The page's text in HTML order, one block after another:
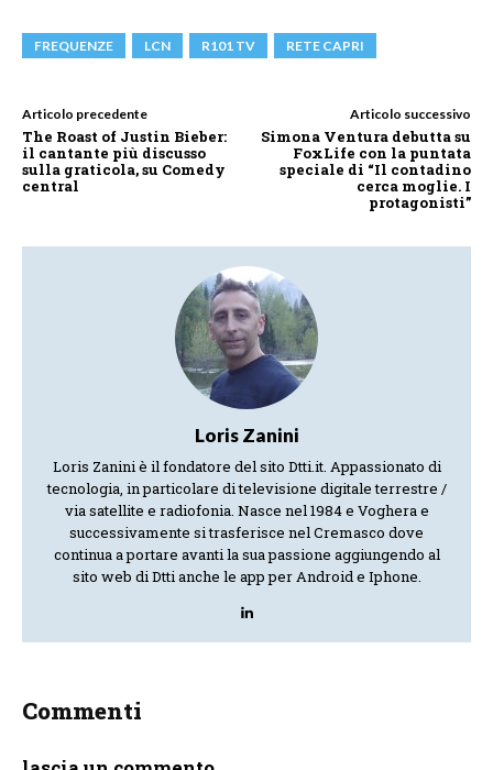
FREQUENZE LCN R101 TV RETE CAPRI
Articolo precedente
The Roast of Justin Bieber:
il cantante più discusso
sulla graticola, su Comedy
central
Articolo successivo
Simona Ventura debutta su
FoxLife con la puntata
speciale di “Il contadino
cerca moglie. I
protagonisti”
Loris Zanini
Loris Zanini è il fondatore del sito Dtti.it. Appassionato di
tecnologia, in particolare di televisione digitale terrestre /
via satellite e radiofonia. Nasce nel 1984 e Voghera e
successivamente si trasferisce nel Cremasco dove
continua a portare avanti la sua passione aggiungendo al
sito web di Dtti anche le app per Android e Iphone.
Commenti